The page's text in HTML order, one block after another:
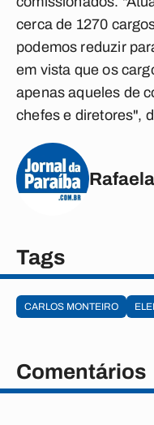
cerca de 1270
podemos reduzir
em vista que os
apenas aqueles de
chefes e diretores",
Tags
CARLOS MONTEIRO
Comentários